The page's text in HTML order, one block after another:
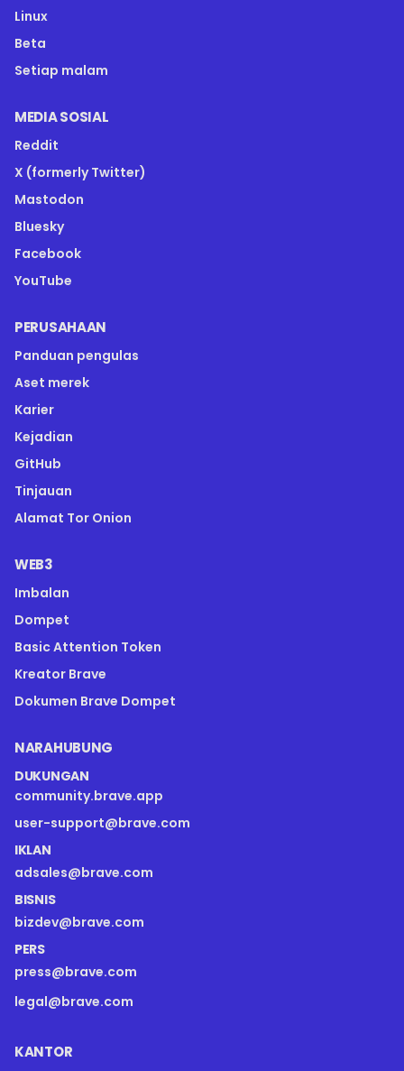
Linux
Beta
Setiap malam
MEDIA SOSIAL
Reddit
X (formerly Twitter)
Mastodon
Bluesky
Facebook
YouTube
PERUSAHAAN
Panduan pengulas
Aset merek
Karier
Kejadian
GitHub
Tinjauan
Alamat Tor Onion
WEB3
Imbalan
Dompet
Basic Attention Token
Kreator Brave
Dokumen Brave Dompet
NARAHUBUNG
DUKUNGAN
community.brave.app
user-support@brave.com
IKLAN
adsales@brave.com
BISNIS
bizdev@brave.com
PERS
press@brave.com
legal@brave.com
KANTOR